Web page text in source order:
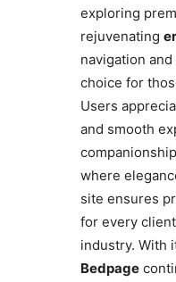
exploring
rejuvenating
navigation
choice for
Users
and smooth
where
site ensures
for every
industry. With
Bedpage